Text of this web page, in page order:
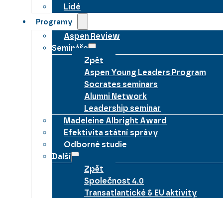
Lidé
Programy
Aspen Review
Semináře
Zpět
Aspen Young Leaders Program
Socrates seminars
Alumni Network
Leadership seminar
Madeleine Albright Award
Efektivita státní správy
Odborné studie
Další
Zpět
Společnost 4.0
Transatlantické & EU aktivity